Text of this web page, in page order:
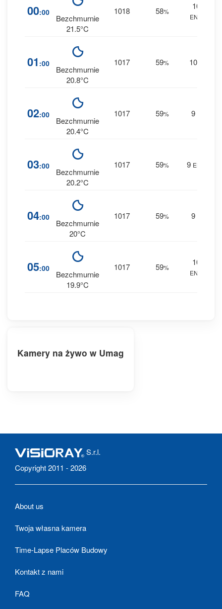
00:00
Bezchmurnie
21.5°C
1018 58%
10
ENE
01 :00
Bezchmurnie
20.8°C
1017 59% 10
02:00
Bezchmurnie
20.4°C
1017 59% 9
03:00
Bezchmurnie
20.2°C
1017 59% 9 ENE
04:00
Bezchmurnie
20°C
1017 59% 9
05:00
Bezchmurnie
19.9°C
1017 59%
10
ENE
Kamery na żywo w Umag
S.r.l.
Copyright 2011 - 2026
About us
Twoja własna kamera
Time-Lapse Placów Budowy
Kontakt z nami
FAQ